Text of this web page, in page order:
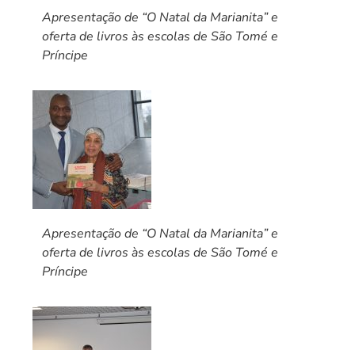
Apresentação de “O Natal da Marianita” e
oferta de livros às escolas de São Tomé e
Príncipe
Apresentação de “O Natal da Marianita” e
oferta de livros às escolas de São Tomé e
Príncipe